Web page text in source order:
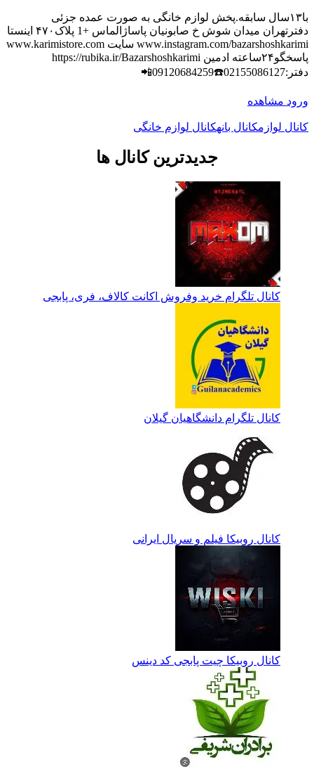
با۱۳سال سابقه.پخش لوازم خانگی به صورت عمده جزئی
دفترتهران میدان شوش خ صابونیان پاساژالماس +1 پلاک۴۷۰ اینستا
www.instagram.com/bazarshoshkarimi سایت www.karimistore.com
پاسخگو۲۴ساعته ادمین https://rubika.ir/Bazarshoshkarimi
دفتر:02155086127☎️09120684259📲
ورود مشاهده
کانال لوازمکانال بانهکانال لوازم خانگی
جدیدترین کانال ها
کانال تلگرام خرید وفروش اکانت کالاف، فری، پابجی
کانال تلگرام دانشگاهیان گیلان
کانال روبیکا فیلم و سریال ایرانی
کانال روبیکا چیت پابجی کد دینس